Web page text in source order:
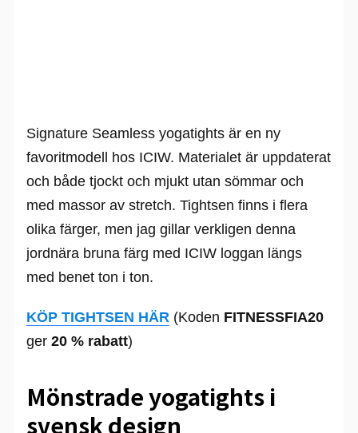
Signature Seamless yogatights är en ny
favoritmodell hos ICIW. Materialet är uppdaterat
och både tjockt och mjukt utan sömmar och
med massor av stretch. Tightsen finns i flera
olika färger, men jag gillar verkligen denna
jordnära bruna färg med ICIW loggan längs
med benet ton i ton.
KÖP TIGHTSEN HÄR (Koden FITNESSFIA20
ger 20 % rabatt)
Mönstrade yogatights i
svensk design